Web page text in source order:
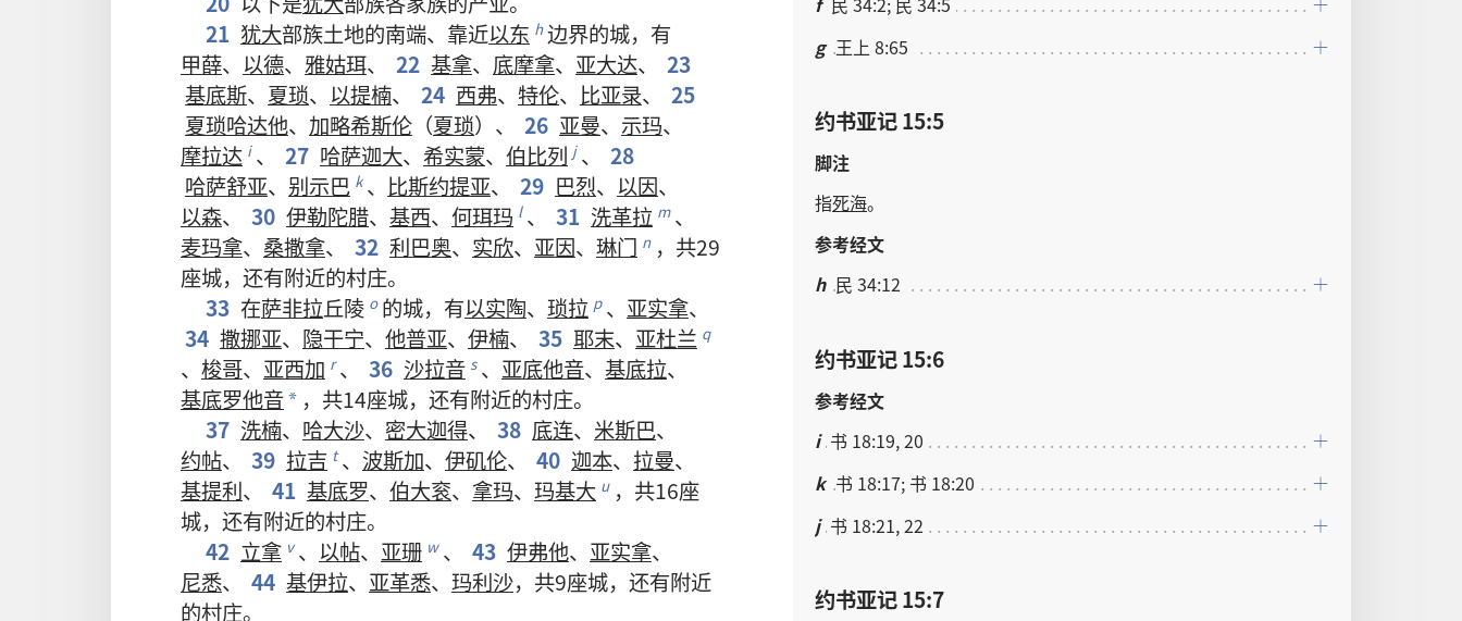
21 犹大部族土地的南端、 靠近以东 h 边界的城， 有
甲薛、 以德、 雅姑珥、 22 基拿、 底摩拿、 亚大达、
23
基底斯、 夏琐、 以提楠、 24 西弗、 特伦、 比亚录、
25
夏琐哈达他、 加略希斯伦 （夏琐）、 26 亚曼、 示玛、
摩拉达 i 、 27 哈萨迦大、 希实蒙、 伯比列 j 、
28
哈萨舒亚、 别示巴 k 、 比斯约提亚、 29 巴烈、 以因、
以森、 30 伊勒陀腊、 基西、 何珥玛 l 、 31 洗革拉 m 、
麦玛拿、 桑撒拿、 32 利巴奥、 实欣、 亚因、 琳门 n ， 共29
座城， 还有附近的村庄。
33 在萨非拉丘陵 o 的城， 有以实陶、 琐拉 p 、 亚实拿、
34 撒挪亚、 隐干宁、 他普亚、 伊楠、 35 耶末、 亚杜兰 q
、 梭哥、 亚西加 r 、 36 沙拉音 s 、 亚底他音、 基底拉、
基底罗他音* ， 共14座城， 还有附近的村庄。
37 洗楠、 哈大沙、 密大迦得、 38 底连、 米斯巴、
约帖、 39 拉吉 t 、 波斯加、 伊矶伦、 40 迦本、 拉曼、
基提利、 41 基底罗、 伯大衮、 拿玛、 玛基大 u ， 共16座
城， 还有附近的村庄。
42 立拿 v 、 以帖、 亚珊 w 、 43 伊弗他、 亚实拿、
尼悉、 44 基伊拉、 亚革悉、 玛利沙， 共9座城， 还有附近
的村庄。
g 王上 8:65
约书亚记 15:5
脚注
指死海。
参考经文
h 民 34:12
约书亚记 15:6
参考经文
i 书 18:19, 20
k 书 18:17; 书 18:20
j 书 18:21, 22
约书亚记 15:7